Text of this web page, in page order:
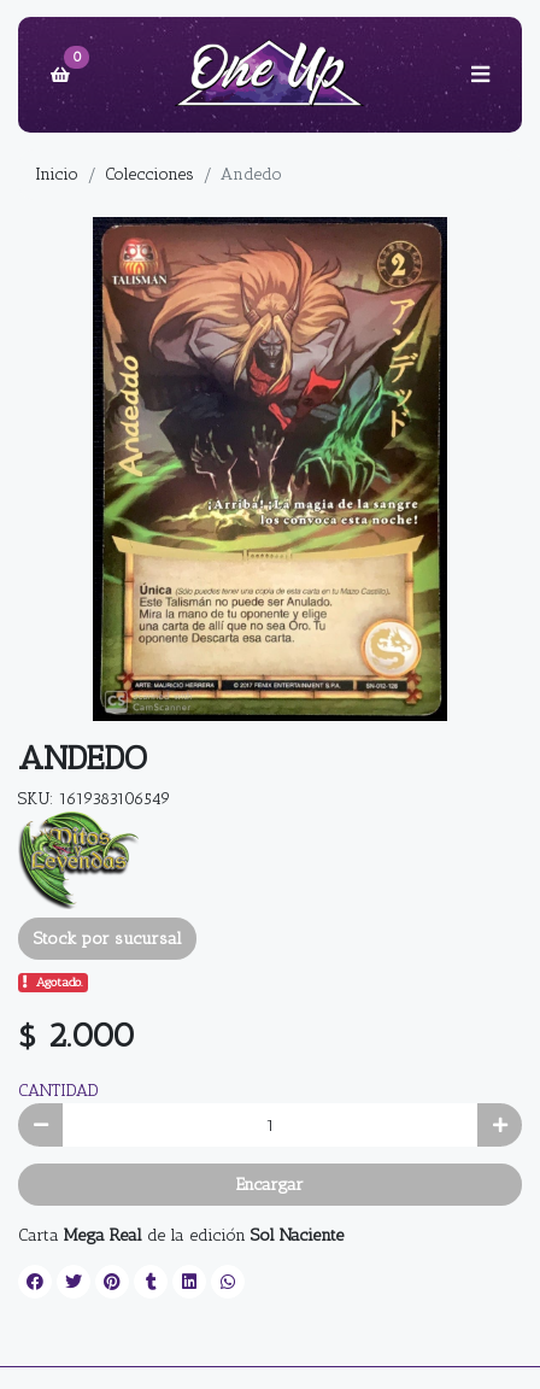
0
Inicio Colecciones Andedo
ANDEDO
SKU: 1619383106549
Stock por sucursal
Agotado.
$ 2.000
CANTIDAD
Encargar
Carta Mega Real de la edición Sol Naciente